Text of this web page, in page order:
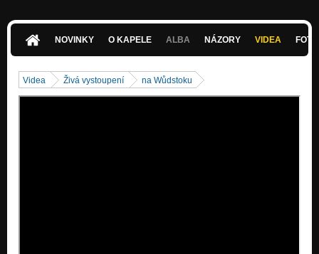
Další den/ON
...Být jen součástí/
NOVINKY O KAPELE ALBA NÁZORY VIDEA
Videa Živá vystoupení na Wůdstoku